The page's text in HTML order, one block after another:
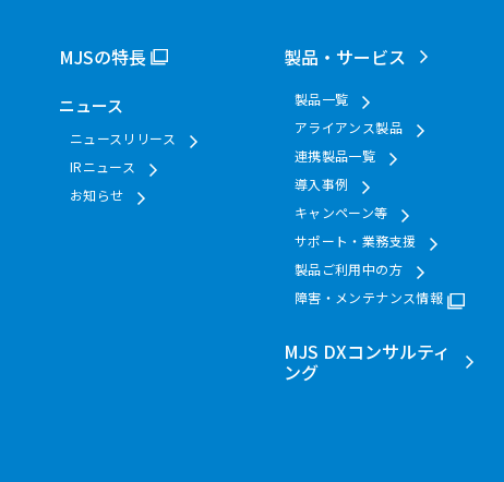
MJSの特長
ニュース
ニュースリリース
IRニュース
お知らせ
製品・サービス
製品一覧
アライアンス製品
連携製品一覧
導入事例
キャンペーン等
サポート・業務支援
製品ご利用中の方
障害・メンテナンス情報
MJS DXコンサルティ
ング